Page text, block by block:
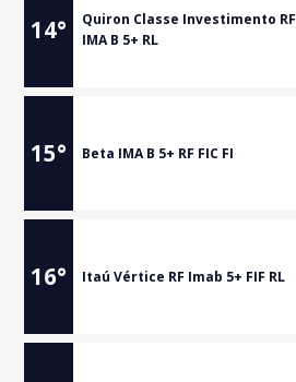
14°
Quiron Classe Investimento RF
IMA B 5+ RL
15° Beta IMA B 5+ RF FIC FI
16° Itaú Vértice RF Imab 5+ FIF RL